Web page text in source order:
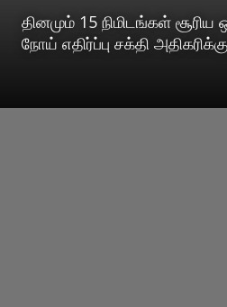
தினமும் 15 நிமிடங்கள் சூரிய
நோய் எதிர்ப்பு சக்தி